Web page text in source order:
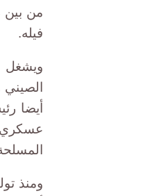
فيله.
ويشغل
أيضا
عسكري
ومنذ